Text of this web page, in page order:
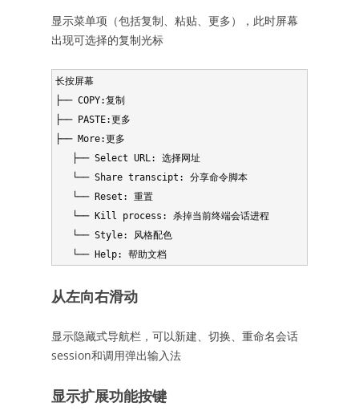
显示菜单项（包括复制、粘贴、更多），此时屏幕
出现可选择的复制光标
长按屏幕
├── COPY:复制
├── PASTE:更多
├── More:更多
   ├── Select URL: 选择网址
   └── Share transcipt: 分享命令脚本
   └── Reset: 重置
   └── Kill process: 杀掉当前终端会话进程
   └── Style: 风格配色
从左向右滑动
显示隐藏式导航栏，可以新建、切换、重命名会话
session和调用弹出输入法
显示扩展功能按键